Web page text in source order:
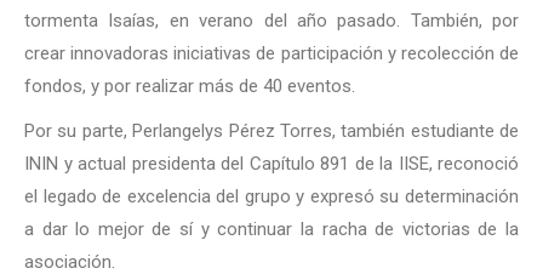
tormenta Isaías, en verano del año pasado. También, por
crear innovadoras iniciativas de participación y recolección de
fondos, y por realizar más de 40 eventos.
Por su parte, Perlangelys Pérez Torres, también estudiante de
ININ y actual presidenta del Capítulo 891 de la IISE, reconoció
el legado de excelencia del grupo y expresó su determinación
a dar lo mejor de sí y continuar la racha de victorias de la
asociación.